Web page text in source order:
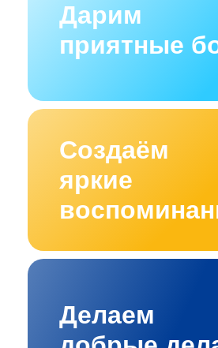
Дарим
приятные
Создаём
яркие
Делаем